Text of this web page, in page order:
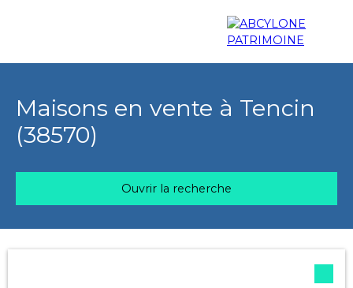
Maisons en vente à Tencin
(38570)
Ouvrir la recherche
Créer une alerte